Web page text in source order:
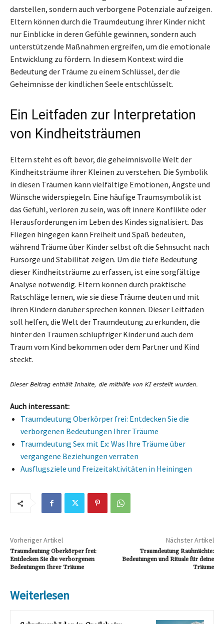
darstellen, sondern auch verborgene Potenziale aufzeigen.
Eltern können durch die Traumdeutung ihrer Kinder nicht
nur Einblicke in deren Gefühle gewinnen, sondern auch
unterstützende Maßnahmen ergreifen, um die emotionale
Entwicklung zu fördern. In diesem Kontext wird die
Bedeutung der Träume zu einem Schlüssel, der die
Geheimnisse der kindlichen Seele entschlüsselt.
Ein Leitfaden zur Interpretation
von Kindheitsträumen
Eltern steht es oft bevor, die geheimnisvolle Welt der
Kindheitsträume ihrer Kleinen zu verstehen. Die Symbolik
in diesen Träumen kann vielfältige Emotionen, Ängste und
Wünsche widerspiegeln. Eine häufige Traumsymbolik ist
das Gefühl, verloren zu sein, was oft innere Konflikte oder
Herausforderungen im Leben des Kindes signalisiert. Das
Fliegen hingegen kann Freiheit und Spaß bedeuten,
während Träume über Kinder selbst oft die Sehnsucht nach
Fürsorge und Stabilität zeigen. Um die tiefe Bedeutung
dieser Kindheitsträume zu erfassen, ist eine sorgfältige
Analyse notwendig. Eltern können durch praktische
Ratschläge lernen, wie sie diese Träume deuten und mit
ihren Kindern darüber sprechen können. Dieser Leitfaden
soll helfen, die Welt der Traumdeutung zu erkunden, die
hinter den Träumen schlüpfriger Kinder und auch dem
Traum vom Kind bekommen oder dem Partner und Kind
steckt.
Auch interessant:
Traumdeutung Oberkörper frei: Entdecken Sie die
verborgenen Bedeutungen Ihrer Träume
Traumdeutung Sex mit Ex: Was Ihre Träume über
vergangene Beziehungen verraten
Ausflugsziele und Freizeitaktivitäten in Heiningen
Vorheriger Artikel
Traumdeutung Oberkörper frei:
Entdecken Sie die verborgenen
Bedeutungen Ihrer Träume
Nächster Artikel
Traumdeutung Rauhnächte:
Bedeutungen und Rituale für deine
Träume
Weiterlesen